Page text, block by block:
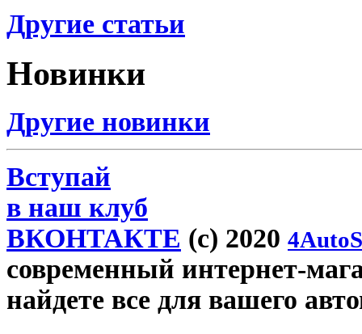
Другие статьи
Новинки
Другие новинки
Вступай
в наш клуб
ВКОНТАКТЕ (c) 2020
современный интернет-
найдете все для вашего